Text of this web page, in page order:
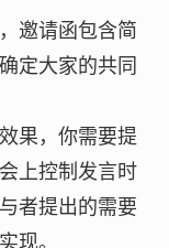
邀请函包含简
定大家的共同
果，你需要提
上控制发言时
者提出的需要
现。